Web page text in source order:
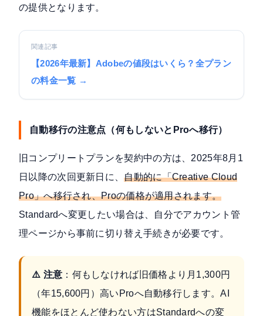
の提供となります。
関連記事
【2026年最新】Adobeの値段はいくら？全プラン
の料金一覧 →
自動移行の注意点（何もしないとProへ移行）
旧コンプリートプランを契約中の方は、2025年8月1
日以降の次回更新日に、自動的に「Creative Cloud
Pro」へ移行され、Proの価格が適用されます。
Standardへ変更したい場合は、自分でアカウント管
理ページから事前に切り替え手続きが必要です。
⚠️ 注意 ：何もしなければ旧価格より月1,300円
（年15,600円）高いProへ自動移行します。AI
機能をほとんど使わない方はStandardへの変